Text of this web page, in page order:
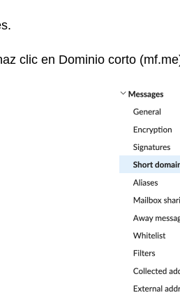
clic en Dominio corto